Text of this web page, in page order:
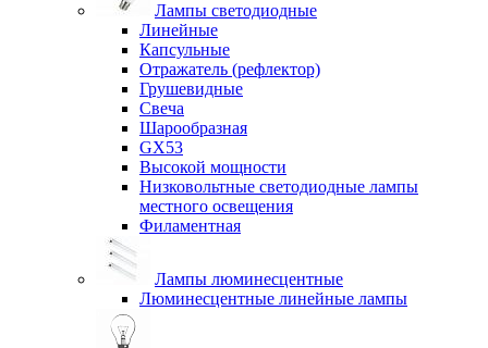
Лампы светодиодные
Линейные
Капсульные
Отражатель (рефлектор)
Грушевидные
Свеча
Шарообразная
GX53
Высокой мощности
Низковольтные светодиодные лампы
местного освещения
Филаментная
Лампы люминесцентные
Люминесцентные линейные лампы